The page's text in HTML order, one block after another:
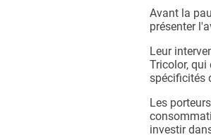
Avant la
présenter
Leur
Tricolor,
spécificités
Les
investir